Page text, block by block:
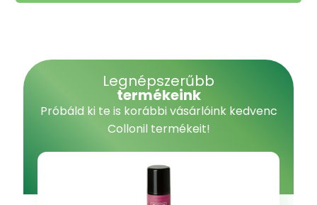
Legnépszerűbb
termékeink
Próbáld ki te is korábbi vásárlóink kedvenc
Collonil termékeit!